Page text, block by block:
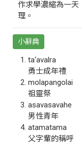
作求學濃縮為一天
理。
小辭典
ta‘avalra
勇士成年禮
molapangolai
祖靈祭
asavasavahe
男性青年
atamatama
父字輩的稱呼